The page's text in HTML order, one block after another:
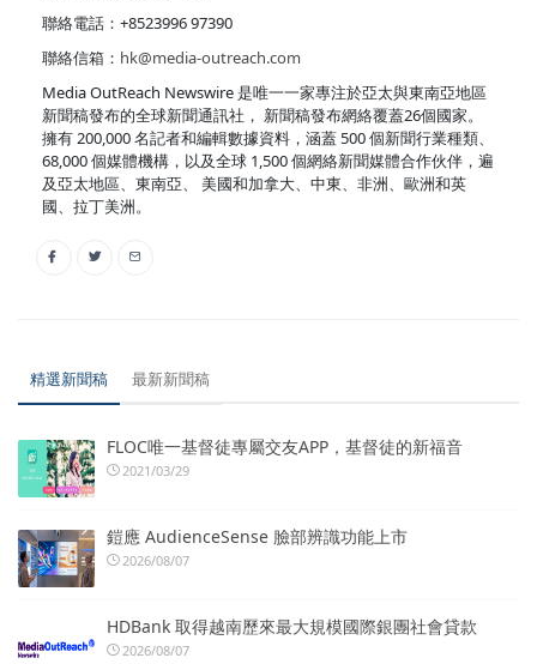
聯絡電話：+8523996 97390
聯絡信箱： hk@media-outreach.com
Media OutReach Newswire 是唯一一家專注於亞太與東南亞地區
新聞稿發布的全球新聞通訊社， 新聞稿發布網絡覆蓋26個國家。
擁有 200,000 名記者和編輯數據資料，涵蓋 500 個新聞行業種類、
68,000 個媒體機構，以及全球 1,500 個網絡新聞媒體合作伙伴，遍
及亞太地區、東南亞、 美國和加拿大、中東、非洲、歐洲和英
國、拉丁美洲。
精選新聞稿 最新新聞稿
FLOC唯一基督徒專屬交友APP，基督徒的新福音
2021/03/29
鎧應 AudienceSense 臉部辨識功能上市
2026/08/07
HDBank 取得越南歷來最大規模國際銀團社會貸款
2026/08/07